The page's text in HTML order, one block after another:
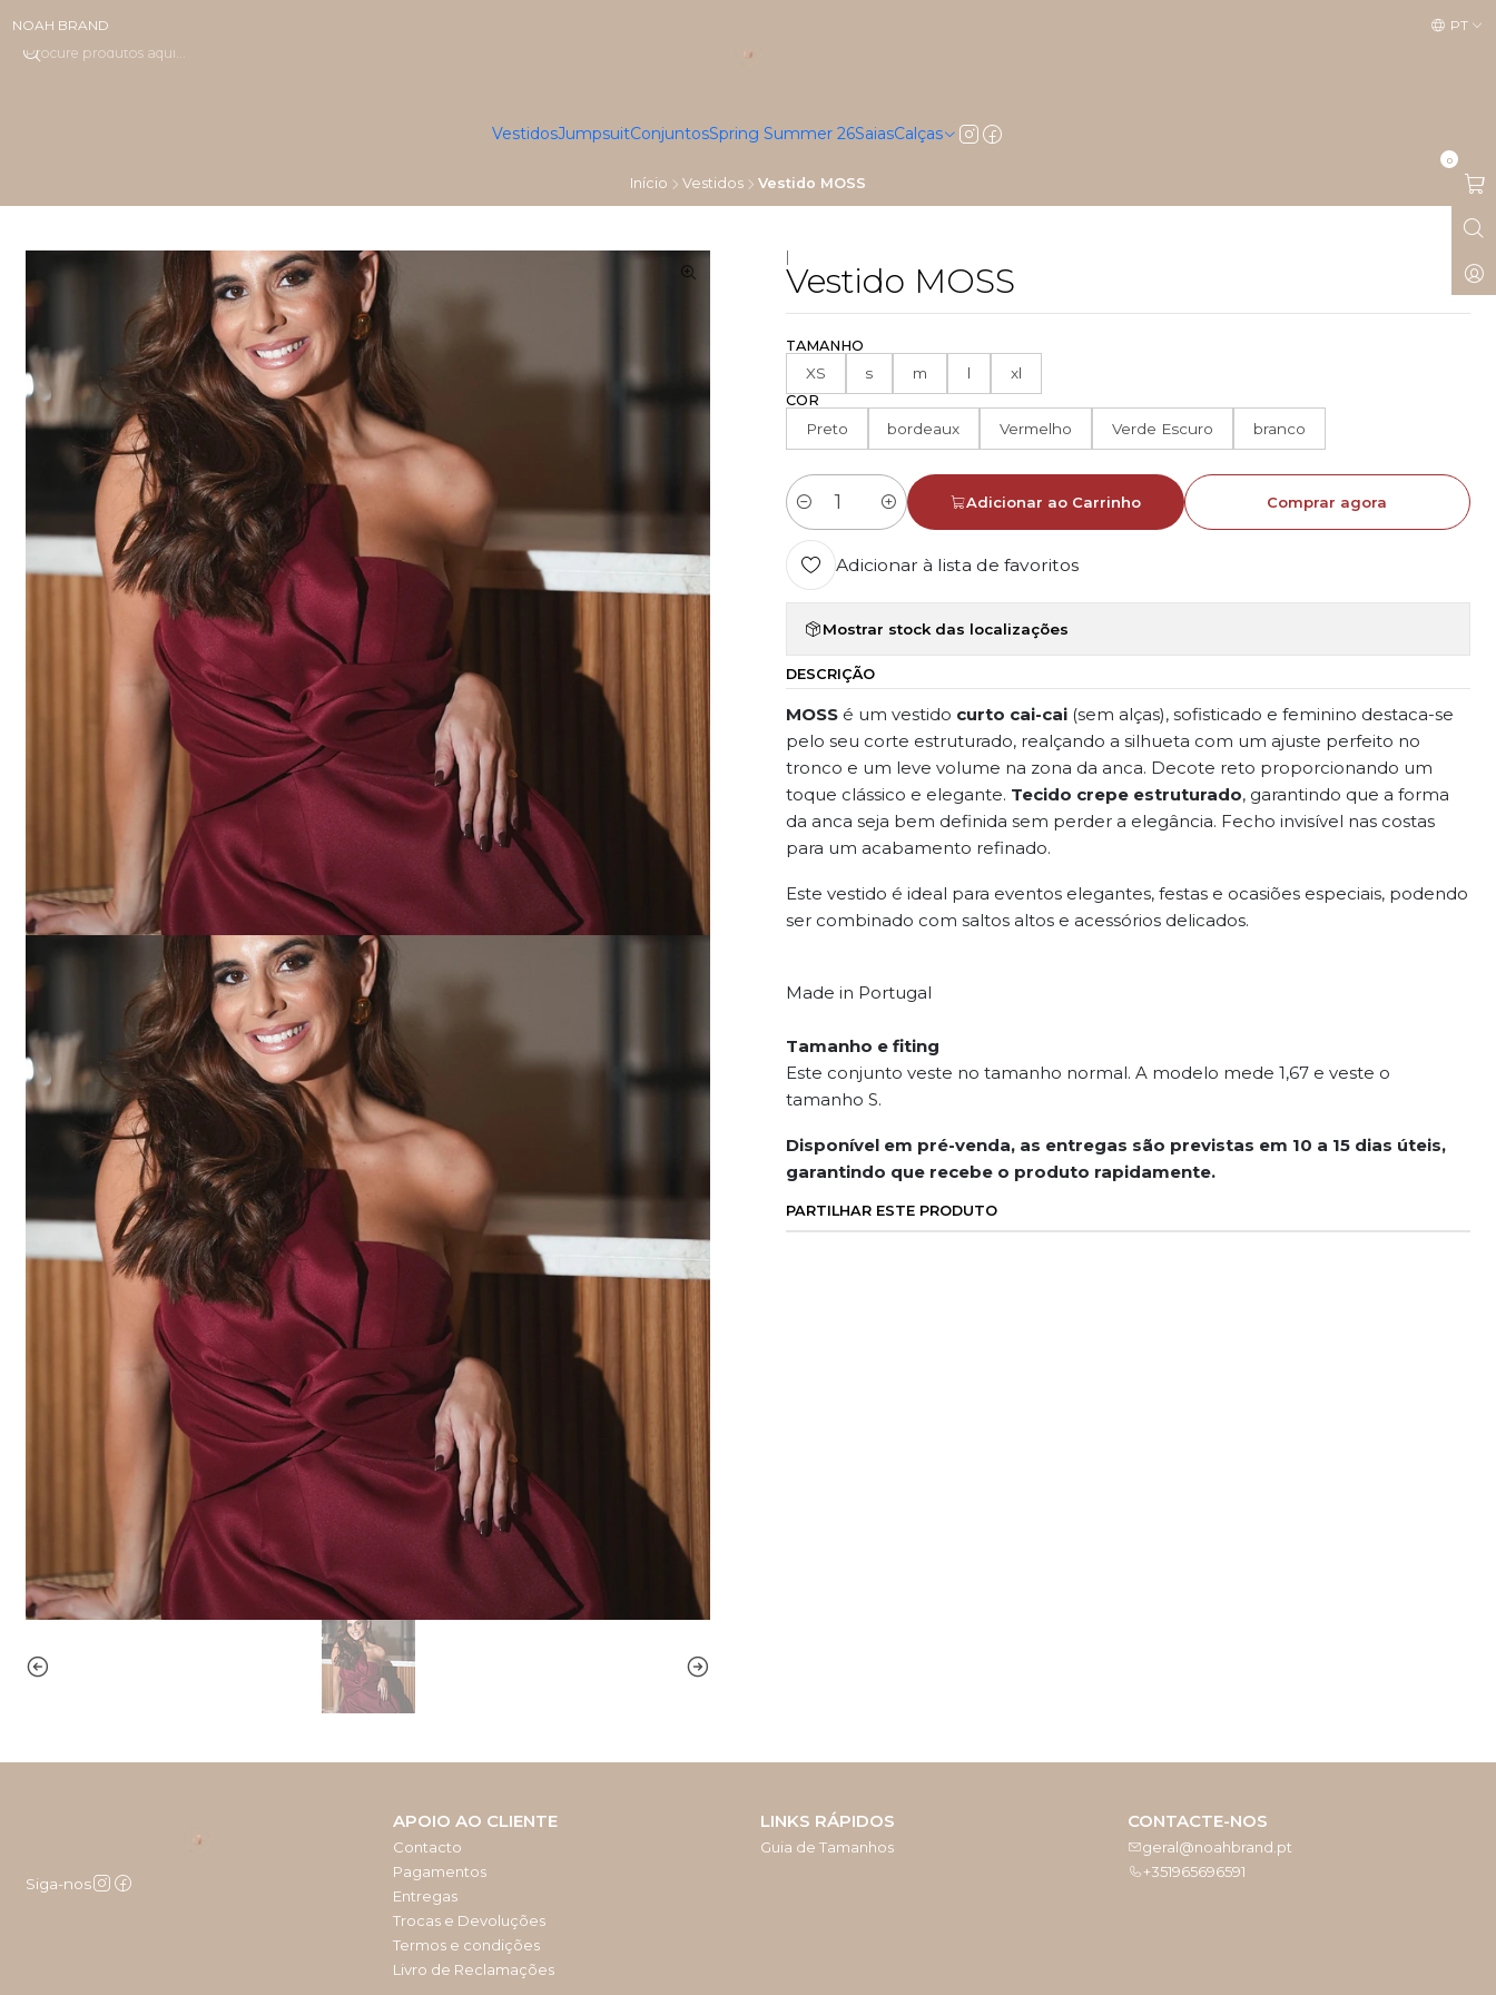
VestidosJumpsuitConjuntosSpring Summer 26SaiasCalças
0
NOAH BRAND PT
Início Vestidos Vestido MOSS
Vestido MOSS
TAMANHO
XS s m l xl
COR
Preto bordeaux Vermelho Verde Escuro branco
Quantidade
Adicionar ao Carrinho Comprar agora
Adicionar à lista de favoritos
Mostrar stock das localizações
DESCRIÇÃO
MOSSé um vestido curto cai-cai(sem alças), sofisticado e feminino destaca-se
pelo seu corte estruturado, realçando a silhueta com um ajuste perfeito no
tronco e um leve volume na zona da anca. Decote reto proporcionando um
toque clássico e elegante. Tecido crepe estruturado, garantindo que a forma
da anca seja bem definida sem perder a elegância. Fecho invisível nas costas
para um acabamento refinado.
Este vestido é ideal para eventos elegantes, festas e ocasiões especiais, podendo
ser combinado com saltos altos e acessórios delicados.
Made in Portugal
Tamanho e fiting
Este conjunto veste no tamanho normal. A modelo mede 1,67 e veste o
tamanho S.
Disponível em pré-venda, as entregas são previstas em 10 a 15 dias úteis,
garantindo que recebe o produto rapidamente.
PARTILHAR ESTE PRODUTO
Siga-nos
APOIO AO CLIENTE
Contacto
Pagamentos
Entregas
Trocas e Devoluções
Termos e condições
Livro de Reclamações
LINKS RÁPIDOS
Guia de Tamanhos
CONTACTE-NOS
geral@noahbrand.pt
+351965696591